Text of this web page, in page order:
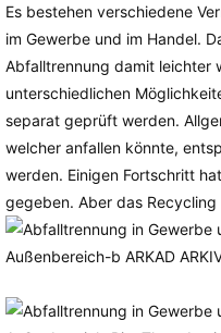
Es bestehen verschiedene
im Gewerbe und im Handel.
Abfalltrennung damit leichter
unterschiedlichen
separat geprüft werden.
welcher anfallen könnte,
werden. Einigen Fortschritt
gegeben. Aber das